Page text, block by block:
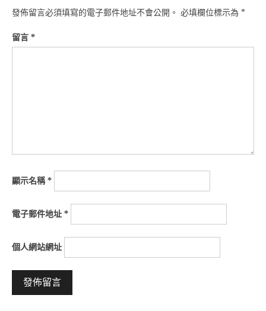
發佈留言必須填寫的電子郵件地址不會公開。 必填欄位標示為 *
留言 *
顯示名稱*
電子郵件地址 *
個人網站網址